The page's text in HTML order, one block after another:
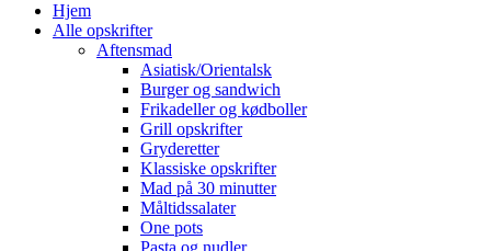
Hjem
Alle opskrifter
Aftensmad
Asiatisk/Orientalsk
Burger og sandwich
Frikadeller og kødboller
Grill opskrifter
Gryderetter
Klassiske opskrifter
Mad på 30 minutter
Måltidssalater
One pots
Pasta og nudler